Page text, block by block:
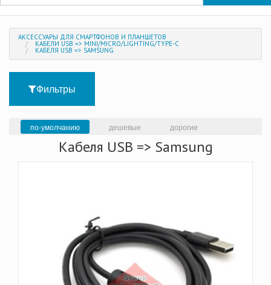
АКСЕССУАРЫ ДЛЯ СМАРТФОНОВ И ПЛАНШЕТОВ
КАБЕЛИ USB => MINI/MICRO/LIGHTING/TYPE-C
КАБЕЛЯ USB => SAMSUNG
Фильтры
по-умолчанию дешевые дорогие
Кабеля USB => Samsung